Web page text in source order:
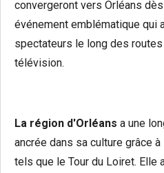
convergeront vers Orléans
événement emblématique qui
spectateurs le long des
télévision.
La région d'Orléans a une
ancrée dans sa culture grâce
tels que le Tour du Loiret. Elle